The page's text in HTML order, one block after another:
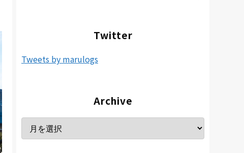
Twitter
Tweets by marulogs
Archive